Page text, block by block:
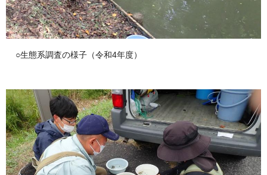
○生態系調査の様子（令和4年度）